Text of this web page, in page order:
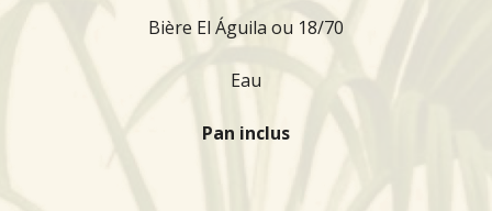
Bière El Águila ou 18/70
Eau
Pan inclus